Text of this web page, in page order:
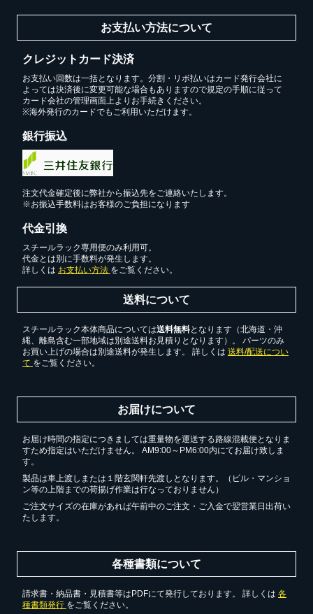
お支払い方法について
クレジットカード決済
お支払い回数は一括となります。分割・リボ払いはカード発行会社に
よっては決済後に変更可能な場合もありますので規定の手順に従って
カード会社の管理画面上よりお手続きください。
※海外発行のカードでもご利用いただけます。
銀行振込
注文代金確定後に弊社から振込先をご連絡いたします。
※お振込手数料はお客様のご負担になります
代金引換
スチールラック専用便のみ利用可。
代金とは別に手数料が発生します。
詳しくは お支払い方法 をご覧ください。
送料について
スチールラック本体商品については送料無料となります（北海道・沖
縄、離島含む一部地域は別途送料お見積りとなります）。 パーツのみ
お買い上げの場合は別途送料が発生します。 詳しくは 送料/配送につい
て をご覧ください。
お届けについて
お届け時間の指定につきましては重量物を運送する路線混載便となりま
すため指定はいただけません。 AM9:00～PM6:00内にてお届け致しま
す。
製品は車上渡しまたは１階玄関軒先渡しとなります。（ビル・マンショ
ン等の上階までの荷揚げ作業は行なっておりません）
ご注文サイズの在庫があれば午前中のご注文・ご入金で翌営業日出荷い
たします。
各種書類について
請求書・納品書・見積書等はPDFにて発行しております。 詳しくは 各
種書類発行 をご覧ください。